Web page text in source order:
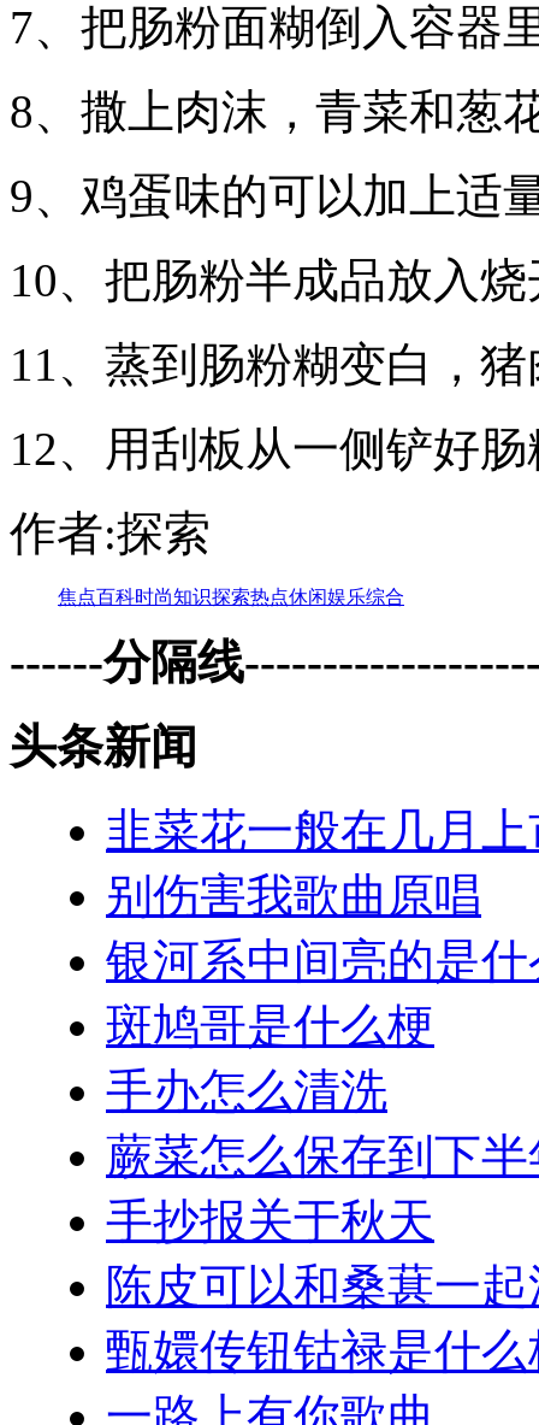
7、把肠粉面糊倒入容器
8、撒上肉沫，青菜和葱
9、鸡蛋味的可以加上适
10、把肠粉半成品放入
11、蒸到肠粉糊变白，
12、用刮板从一侧铲好
作者:探索
焦点百科时尚知识探索热点休闲娱乐综合
------分隔线
头条新闻
韭菜花一般在几月上
别伤害我歌曲原唱
银河系中间亮的是什
斑鸠哥是什么梗
手办怎么清洗
蕨菜怎么保存到下半
手抄报关于秋天
陈皮可以和桑葚一
甄嬛传钮钴禄是什么